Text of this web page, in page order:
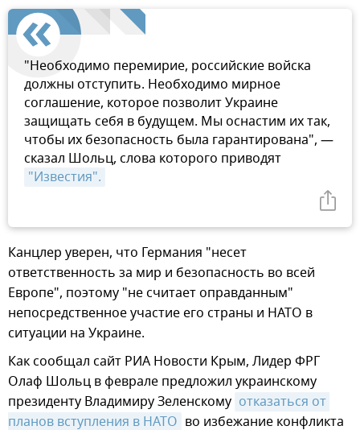
"Необходимо перемирие, российские войска
должны отступить. Необходимо мирное
соглашение, которое позволит Украине
защищать себя в будущем. Мы оснастим их так,
чтобы их безопасность была гарантирована", —
сказал Шольц, слова которого приводят
"Известия".
Канцлер уверен, что Германия "несет
ответственность за мир и безопасность во всей
Европе", поэтому "не считает оправданным"
непосредственное участие его страны и НАТО в
ситуации на Украине.
Как сообщал сайт РИА Новости Крым, Лидер ФРГ
Олаф Шольц в феврале предложил украинскому
президенту Владимиру Зеленскому отказаться от
планов вступления в НАТО во избежание конфликта